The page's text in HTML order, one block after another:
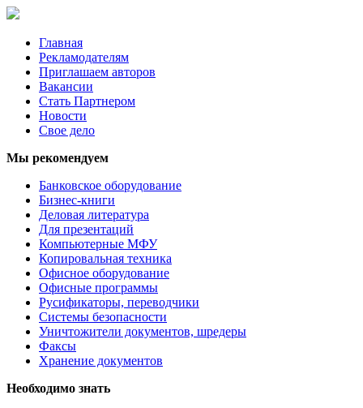
Главная
Рекламодателям
Приглашаем авторов
Вакансии
Стать Партнером
Новости
Свое дело
Мы рекомендуем
Банковское оборудование
Бизнес-книги
Деловая литература
Для презентаций
Компьютерные МФУ
Копировальная техника
Офисное оборудование
Офисные программы
Русификаторы, переводчики
Системы безопасности
Уничтожители документов, шредеры
Факсы
Хранение документов
Необходимо знать